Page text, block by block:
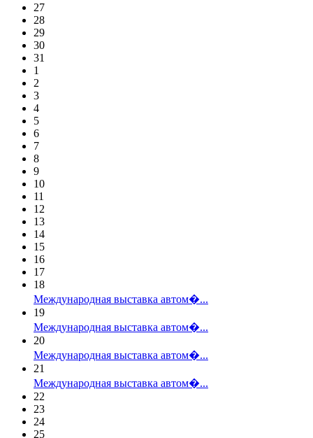
27
28
29
30
31
1
2
3
4
5
6
7
8
9
10
11
12
13
14
15
16
17
18
Международная выставка автом�...
19
Международная выставка автом�...
20
Международная выставка автом�...
21
Международная выставка автом�...
22
23
24
25